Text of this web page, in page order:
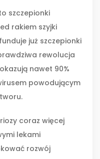
szczepionki
rakiem szyjki
już szczepionki
rewolucja
nawet 90%
powodującym
coraz więcej
lekami
rozwój